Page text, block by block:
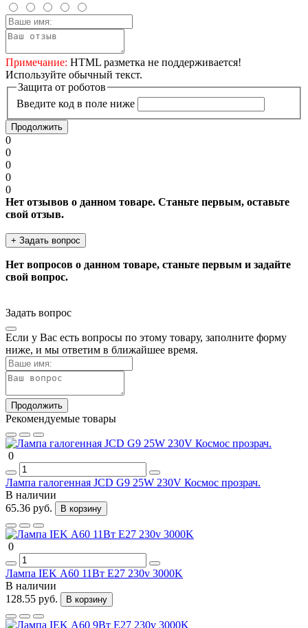
Примечание: HTML разметка не поддерживается!
Используйте обычный текст.
Защита от роботов
Введите код в поле ниже
Продолжить
0
0
0
0
0
Нет отзывов о данном товаре. Станьте первым, оставьте
свой отзыв.
+ Задать вопрос
Нет вопросов о данном товаре, станьте первым и задайте
свой вопрос.
Задать вопрос
Если у Вас есть вопросы по этому товару, заполните форму
ниже, и мы ответим в ближайшее время.
Продолжить
Рекомендуемые товары
0
Лампа галогенная JCD G9 25W 230V Космос прозрач.
В наличии
65.36 руб.
В корзину
0
Лампа IEK А60 11Вт Е27 230v 3000K
В наличии
128.55 руб.
В корзину